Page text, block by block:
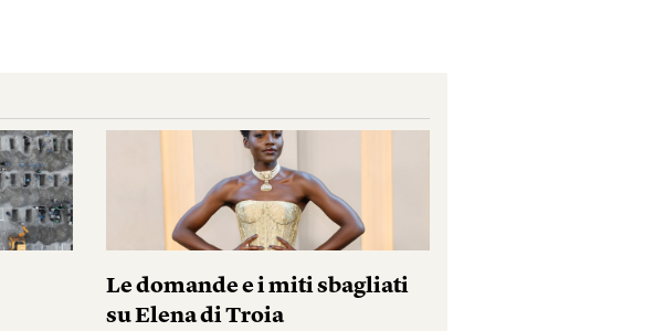
Le domande e i miti sbagliati
su Elena di Troia